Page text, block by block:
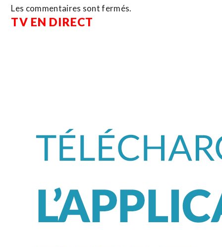
Les commentaires sont fermés.
TV EN DIRECT